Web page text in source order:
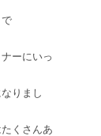
ーにいっ
りまし
くさんあ